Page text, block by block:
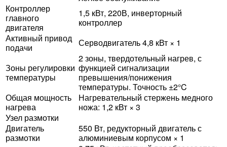
Контроллер
главного
двигателя
1,5 кВт, 220В, инверторный
контроллер
Активный привод
подачи
Серводвигатель 4,8 кВт × 1
Зоны регулировки
температуры
2 зоны, твердотельный нагрев, с
функцией сигнализации
превышения/понижения
температуры. Точность ±2°C
Общая мощность
нагрева
Нагревательный стержень медного
ножа: 1,2 кВт × 3
Узел размотки
Двигатель
размотки
550 Вт, редукторный двигатель с
алюминиевым корпусом × 1